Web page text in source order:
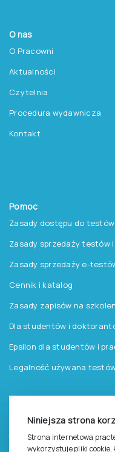
Niniejsza strona
Strona internetowa
wykorzystuje pliki cookie,
O nas
O Pracowni
Aktualności
Czytelnia
Procedura wydawnicza
Kontakt
Pomoc
Zasady dostępu do testów
Zasady sprzedaży testów
Zasady sprzedaży e-
Cennik i katalog
Zasady zapisów na
Dla studentów i
Epsilon dla studentów i
Legalność używana
Pracownia
Towarzystwa
Wszelkie prawa